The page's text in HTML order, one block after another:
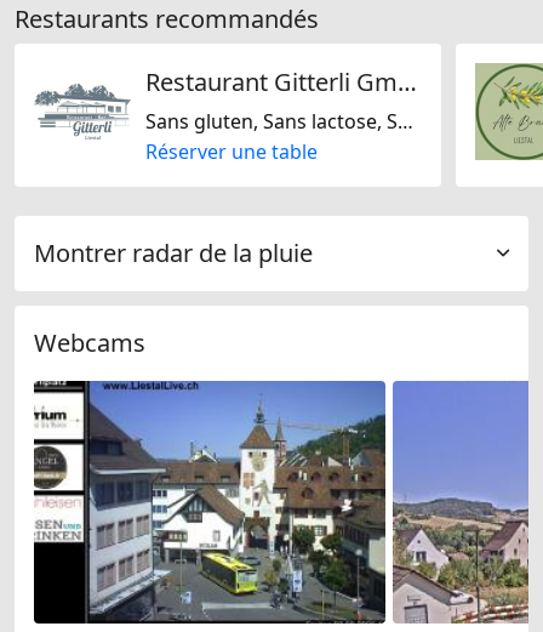
Restaurants recommandés
Restaurant Gitterli GmbH
Sans gluten, Sans lactose, Sans noix, Américaine, Fast Food, Française, Suisse
Réserver une table
Montrer radar de la pluie
Webcams